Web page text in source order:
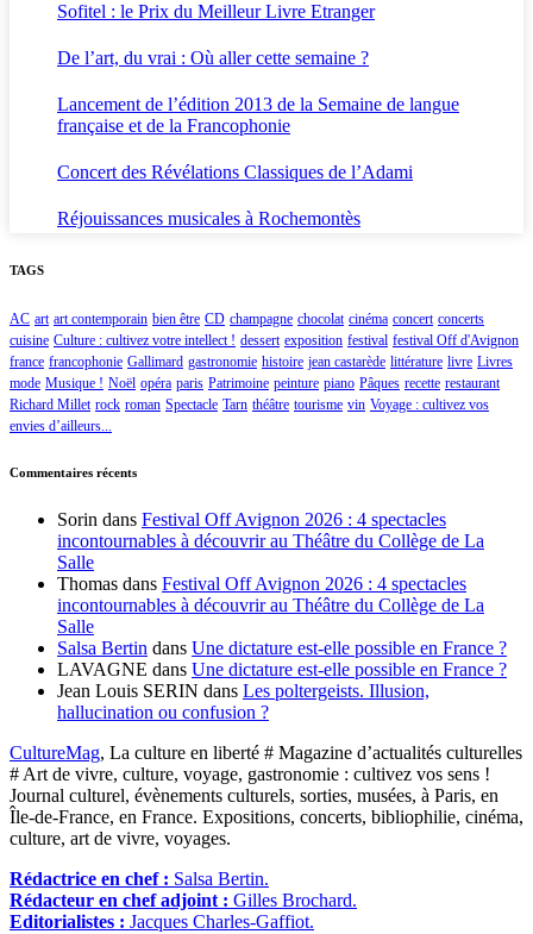
Sofitel : le Prix du Meilleur Livre Etranger
De l’art, du vrai : Où aller cette semaine ?
Lancement de l’édition 2013 de la Semaine de langue
française et de la Francophonie
Concert des Révélations Classiques de l’Adami
Réjouissances musicales à Rochemontès
TAGS
AC art art contemporain bien être CD champagne chocolat cinéma concert concerts
cuisine Culture : cultivez votre intellect ! dessert exposition festival festival Off d'Avignon
france francophonie Gallimard gastronomie histoire jean castarède littérature livre Livres
mode Musique ! Noël opéra paris Patrimoine peinture piano Pâques recette restaurant
Richard Millet rock roman Spectacle Tarn théâtre tourisme vin Voyage : cultivez vos
envies d’ailleurs...
Commentaires récents
Sorin dans Festival Off Avignon 2026 : 4 spectacles
incontournables à découvrir au Théâtre du Collège de La
Salle
Thomas dans Festival Off Avignon 2026 : 4 spectacles
incontournables à découvrir au Théâtre du Collège de La
Salle
Salsa Bertin dans Une dictature est-elle possible en France ?
LAVAGNE dans Une dictature est-elle possible en France ?
Jean Louis SERIN dans Les poltergeists. Illusion,
hallucination ou confusion ?
CultureMag, La culture en liberté # Magazine d’actualités culturelles
# Art de vivre, culture, voyage, gastronomie : cultivez vos sens !
Journal culturel, évènements culturels, sorties, musées, à Paris, en
Île-de-France, en France. Expositions, concerts, bibliophilie, cinéma,
culture, art de vivre, voyages.
Rédactrice en chef : Salsa Bertin.
Rédacteur en chef adjoint : Gilles Brochard.
Editorialistes : Jacques Charles-Gaffiot.